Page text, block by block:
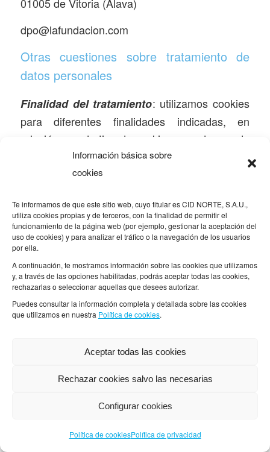
Información básica sobre
cookies
Te informamos de que este sitio web, cuyo titular es CID NORTE, S.A.U.,
utiliza cookies propias y de terceros, con la finalidad de permitir el
funcionamiento de la página web (por ejemplo, gestionar la aceptación del
uso de cookies) y para analizar el tráfico o la navegación de los usuarios
por ella.
A continuación, te mostramos información sobre las cookies que utilizamos
y, a través de las opciones habilitadas, podrás aceptar todas las cookies,
rechazarlas o seleccionar aquellas que desees autorizar.
Puedes consultar la información completa y detallada sobre las cookies
que utilizamos en nuestra Política de cookies.
Aceptar todas las cookies
Rechazar cookies salvo las necesarias
Configurar cookies
Política de cookiesPolítica de privacidad
dpo@lafundacion.com
Otras cuestiones sobre tratamiento de
datos personales
Finalidad del tratamiento: utilizamos cookies
para diferentes finalidades indicadas, en
relación a cada tipo de cookie y a cada una de
ellas en el apartado“¿Qué tipo de cookies
utilizamos en www.clubdecompras.eus?
dichas finalidades.
Legitimación del tratamiento: la base jurídica
que legitima el tratamiento de los datos
personales que se realiza a través del uso de
estas cookies depende de cada una de ellas ya
que, para las cookies necesarias, la
legitimación es precisamente su necesidad
en su caso, su seguridad. Respecto a las
cookies analíticas, la base jurídica que legitima
presta el usuario a través del sistema habilitado